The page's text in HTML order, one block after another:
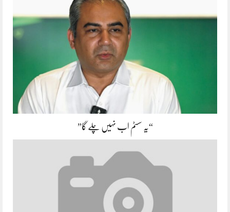
“یہ سسٹم اب نہیں چلے گا”